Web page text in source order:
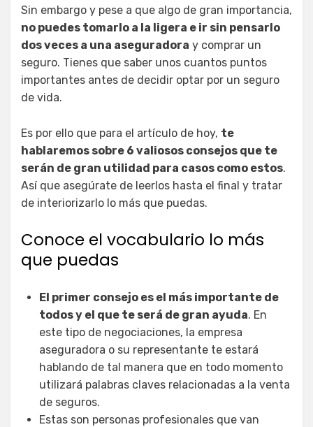
Sin embargo y pese a que algo de gran importancia,
no puedes tomarlo a la ligera e ir sin pensarlo
dos veces a una aseguradora y comprar un
seguro. Tienes que saber unos cuantos puntos
importantes antes de decidir optar por un seguro
de vida.
Es por ello que para el artículo de hoy, te
hablaremos sobre 6 valiosos consejos que te
serán de gran utilidad para casos como estos.
Así que asegúrate de leerlos hasta el final y tratar
de interiorizarlo lo más que puedas.
Conoce el vocabulario lo más
que puedas
El primer consejo es el más importante de
todos y el que te será de gran ayuda. En
este tipo de negociaciones, la empresa
aseguradora o su representante te estará
hablando de tal manera que en todo momento
utilizará palabras claves relacionadas a la venta
de seguros.
Estas son personas profesionales que van